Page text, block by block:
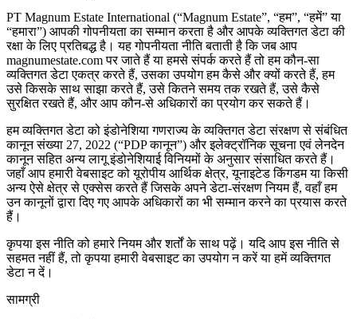
PT Magnum Estate International (“Magnum Estate”, “हम”, “हमें” या
“हमारा”) आपकी गोपनीयता का सम्मान करता है और आपके व्यक्तिगत डेटा की
रक्षा के लिए प्रतिबद्ध है। यह गोपनीयता नीति बताती है कि जब आप
magnumestate.com पर जाते हैं या हमसे संपर्क करते हैं तो हम कौन-सा
व्यक्तिगत डेटा एकत्र करते हैं, उसका उपयोग हम कैसे और क्यों करते हैं, हम
उसे किसके साथ साझा करते हैं, उसे कितने समय तक रखते हैं, उसे कैसे
सुरक्षित रखते हैं, और आप कौन-से अधिकारों का प्रयोग कर सकते हैं।
हम व्यक्तिगत डेटा को इंडोनेशिया गणराज्य के व्यक्तिगत डेटा संरक्षण से संबंधित
कानून संख्या 27, 2022 (“PDP कानून”) और इलेक्ट्रॉनिक सूचना एवं लेनदेन
कानून सहित अन्य लागू इंडोनेशियाई विनियमों के अनुसार संसाधित करते हैं।
जहाँ आप हमारी वेबसाइट को यूरोपीय आर्थिक क्षेत्र, यूनाइटेड किंगडम या किसी
अन्य ऐसे क्षेत्र से एक्सेस करते हैं जिसके अपने डेटा-संरक्षण नियम हैं, वहाँ हम
उन कानूनों द्वारा दिए गए आपके अधिकारों का भी सम्मान करने का प्रयास करते
हैं।
कृपया इस नीति को हमारे नियम और शर्तों के साथ पढ़ें। यदि आप इस नीति से
सहमत नहीं हैं, तो कृपया हमारी वेबसाइट का उपयोग न करें या हमें व्यक्तिगत
डेटा न दें।
सामग्री